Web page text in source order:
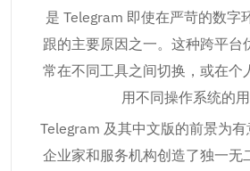
是 Telegram 即使在严苛的数字
跟的主要原因之一。这种跨平台
常在不同工具之间切换，或在个
用不同操作系统的用
Telegram 及其中文版的前景为
企业家和服务机构创造了独一无